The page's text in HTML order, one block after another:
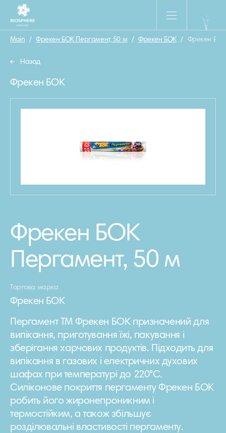
Main / Фрекен БОК Пергамент, 50 м / Фрекен БОК / Фрекен
Назад
Фрекен БОК
Фрекен БОК
Пергамент, 50 м
Торгова марка
Фрекен БОК
Пергамент ТМ Фрекен БОК призначений для
випікання, приготування їжі, пакування і
зберігання харчових продуктів. Підходить для
випікання в газових і електричних духових
шафах при температурі до 220°С.
Силіконове покриття пергаменту Фрекен БОК
робить його жиронепроникним і
термостійким, а також збільшує
розділювальні властивості пергаменту.